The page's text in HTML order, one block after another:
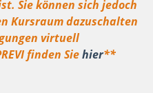
Sie können sich jedoch
Kursraum dazuschalten
virtuell
finden Siehier**